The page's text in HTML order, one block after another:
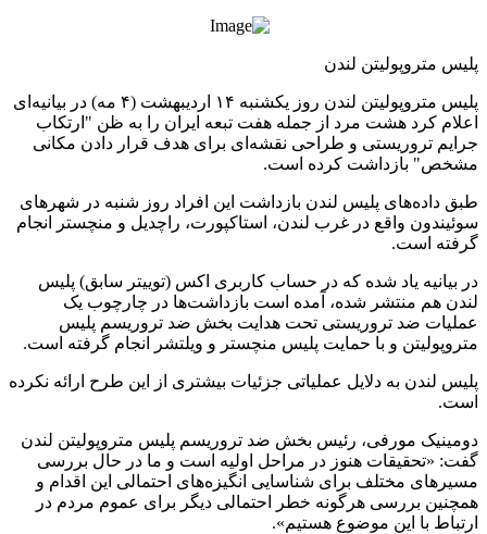
پلیس متروپولیتن لندن
پلیس متروپولیتن لندن روز یکشنبه ۱۴ اردیبهشت (۴ مه) در بیانیه‌ای
اعلام کرد هشت مرد از جمله هفت تبعه ایران را به ظن "ارتکاب
جرایم تروریستی و طراحی نقشه‌ای برای هدف قرار دادن مکانی
مشخص" بازداشت کرده است.
طبق داده‌های پلیس لندن بازداشت‌ این افراد روز شنبه در شهرهای
سوئیندون واقع در غرب لندن، استاکپورت، راچدیل و منچستر انجام
گرفته است.
در بیانیه یاد شده که در حساب کاربری اکس (توییتر سابق) پلیس
لندن هم منتشر شده، آمده است بازداشت‌ها در چارچوب یک
عملیات ضد تروریستی تحت هدایت بخش ضد تروریسم پلیس
متروپولیتن و با حمایت پلیس منچستر و ویلتشر انجام گرفته است.
پلیس لندن به دلایل عملیاتی جزئیات بیشتری از این طرح ارائه نکرده
است.
دومینیک مورفی، رئیس بخش ضد تروریسم پلیس متروپولیتن لندن
گفت: «تحقیقات هنوز در مراحل اولیه است و ما در حال بررسی
مسیرهای مختلف برای شناسایی انگیزه‌های احتمالی این اقدام و
همچنین بررسی هرگونه خطر احتمالی دیگر برای عموم مردم در
ارتباط با این موضوع هستیم».